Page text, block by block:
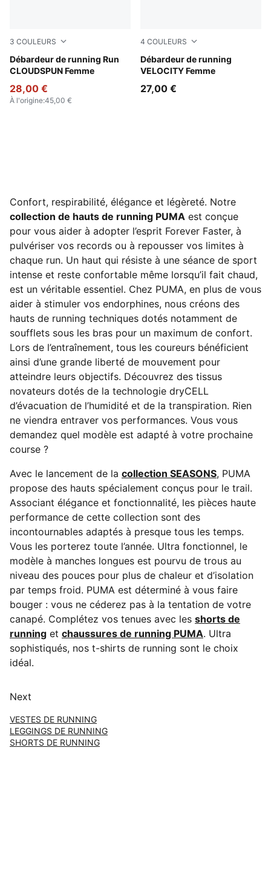
3 COULEURS
Débardeur de running Run
CLOUDSPUN Femme
Apple Spritz
28,00 €
À l'origine:45,00 €
4 COULEURS
Débardeur de running
VELOCITY Femme
Light Lavender
27,00 €
Confort, respirabilité, élégance et légèreté. Notre
collection de hauts de running PUMA est conçue
pour vous aider à adopter l’esprit Forever Faster, à
pulvériser vos records ou à repousser vos limites à
chaque run. Un haut qui résiste à une séance de sport
intense et reste confortable même lorsqu’il fait chaud,
est un véritable essentiel. Chez PUMA, en plus de vous
aider à stimuler vos endorphines, nous créons des
hauts de running techniques dotés notamment de
soufflets sous les bras pour un maximum de confort.
Lors de l’entraînement, tous les coureurs bénéficient
ainsi d’une grande liberté de mouvement pour
atteindre leurs objectifs. Découvrez des tissus
novateurs dotés de la technologie dryCELL
d’évacuation de l’humidité et de la transpiration. Rien
ne viendra entraver vos performances. Vous vous
demandez quel modèle est adapté à votre prochaine
course ?
Avec le lancement de la collection SEASONS, PUMA
propose des hauts spécialement conçus pour le trail.
Associant élégance et fonctionnalité, les pièces haute
performance de cette collection sont des
incontournables adaptés à presque tous les temps.
Vous les porterez toute l’année. Ultra fonctionnel, le
modèle à manches longues est pourvu de trous au
niveau des pouces pour plus de chaleur et d’isolation
par temps froid. PUMA est déterminé à vous faire
bouger : vous ne céderez pas à la tentation de votre
canapé. Complétez vos tenues avec les shorts de
running et chaussures de running PUMA. Ultra
sophistiqués, nos t-shirts de running sont le choix
idéal.
Next
VESTES DE RUNNING
LEGGINGS DE RUNNING
SHORTS DE RUNNING